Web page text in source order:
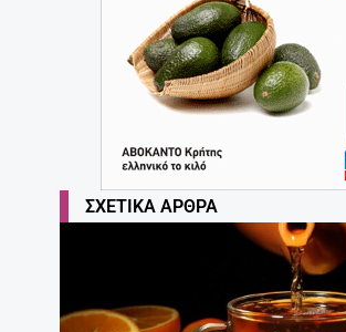
ΣΧΕΤΙΚΆ ΆΡΘΡΑ